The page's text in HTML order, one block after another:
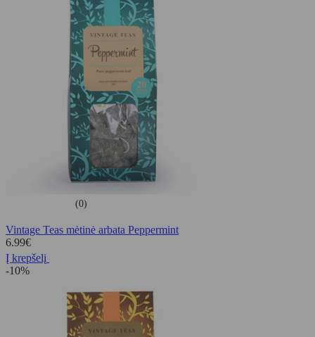
(0)
Vintage Teas mėtinė arbata Peppermint
6.99€
Į krepšelį
-10%